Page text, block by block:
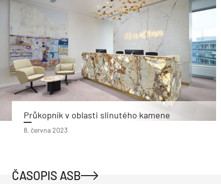
Průkopník v oblasti slinutého kamene
8. června 2023
ČASOPIS ASB